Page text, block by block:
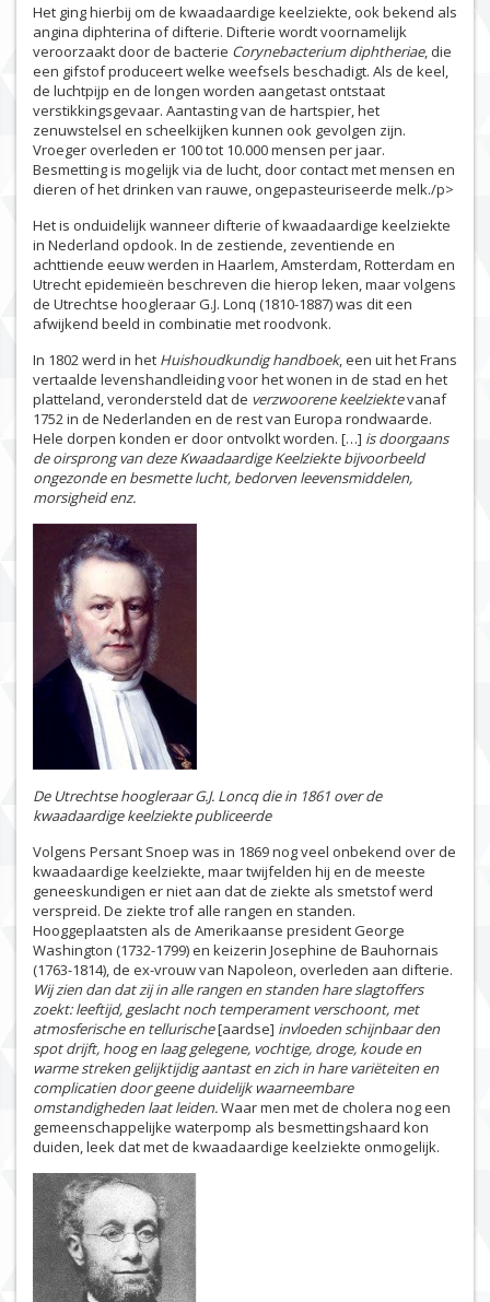
Het ging hierbij om de kwaadaardige keelziekte, ook bekend als
angina diphterina of difterie. Difterie wordt voornamelijk
veroorzaakt door de bacterie Corynebacterium diphtheriae, die
een gifstof produceert welke weefsels beschadigt. Als de keel,
de luchtpijp en de longen worden aangetast ontstaat
verstikkingsgevaar. Aantasting van de hartspier, het
zenuwstelsel en scheelkijken kunnen ook gevolgen zijn.
Vroeger overleden er 100 tot 10.000 mensen per jaar.
Besmetting is mogelijk via de lucht, door contact met mensen en
dieren of het drinken van rauwe, ongepasteuriseerde melk./p>
Het is onduidelijk wanneer difterie of kwaadaardige keelziekte
in Nederland opdook. In de zestiende, zeventiende en
achttiende eeuw werden in Haarlem, Amsterdam, Rotterdam en
Utrecht epidemieën beschreven die hierop leken, maar volgens
de Utrechtse hoogleraar G.J. Lonq (1810-1887) was dit een
afwijkend beeld in combinatie met roodvonk.
In 1802 werd in het Huishoudkundig handboek, een uit het Frans
vertaalde levenshandleiding voor het wonen in de stad en het
platteland, verondersteld dat de verzwoorene keelziektevanaf
1752 in de Nederlanden en de rest van Europa rondwaarde.
Hele dorpen konden er door ontvolkt worden. […] is doorgaans
de oirsprong van deze Kwaadaardige Keelziekte bijvoorbeeld
ongezonde en besmette lucht, bedorven leevensmiddelen,
morsigheid enz.
De Utrechtse hoogleraar G.J. Loncq die in 1861 over de
kwaadaardige keelziekte publiceerde
Volgens Persant Snoep was in 1869 nog veel onbekend over de
kwaadaardige keelziekte, maar twijfelden hij en de meeste
geneeskundigen er niet aan dat de ziekte als smetstof werd
verspreid. De ziekte trof alle rangen en standen.
Hooggeplaatsten als de Amerikaanse president George
Washington (1732-1799) en keizerin Josephine de Bauhornais
(1763-1814), de ex-vrouw van Napoleon, overleden aan difterie.
Wij zien dan dat zij in alle rangen en standen hare slagtoffers
zoekt: leeftijd, geslacht noch temperament verschoont, met
atmosferische en tellurische[aardse] invloeden schijnbaar den
spot drijft, hoog en laag gelegene, vochtige, droge, koude en
warme streken gelijktijdig aantast en zich in hare variëteiten en
complicatien door geene duidelijk waarneembare
omstandigheden laat leiden.Waar men met de cholera nog een
gemeenschappelijke waterpomp als besmettingshaard kon
duiden, leek dat met de kwaadaardige keelziekte onmogelijk.